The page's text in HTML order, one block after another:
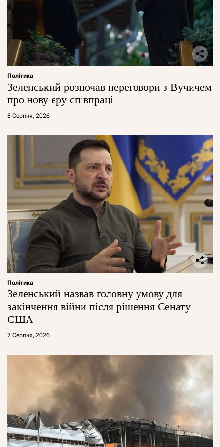
Політика
Зеленський розпочав переговори з Вучичем
про нову еру співпраці
8 Серпня, 2026
Політика
Зеленський назвав головну умову для
закінчення війни після рішення Сенату
США
7 Серпня, 2026